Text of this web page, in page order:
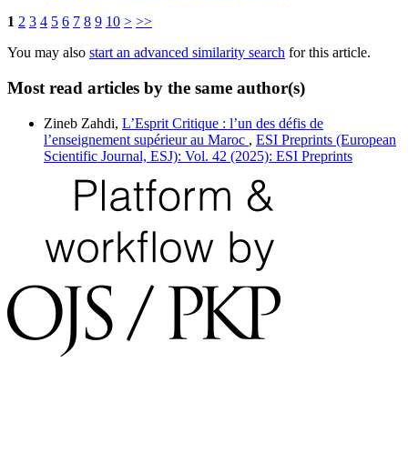
1 2 3 4 5 6 7 8 9 10 > >>
You may also start an advanced similarity search for this article.
Most read articles by the same author(s)
Zineb Zahdi, L’Esprit Critique : l’un des défis de
l’enseignement supérieur au Maroc , ESI Preprints (European
Scientific Journal, ESJ): Vol. 42 (2025): ESI Preprints